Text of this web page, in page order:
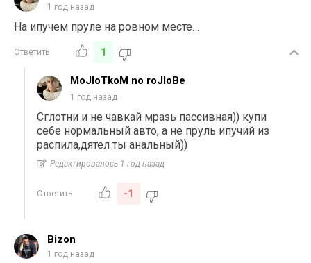
1 год назад
На ипучем пруле на ровном месте…
Ответить 1
MoJloTkoM no roJloBe
1 год назад
Сглотни и не чавкай мразь пассивная)) купи
себе нормальный авто, а не пруль ипучий из
распила,дятел ты анальный))
Редактировалось 1 год назад
Ответить -1
Bizon
1 год назад